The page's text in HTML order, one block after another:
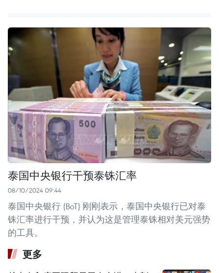
泰国中央银行干预泰铢汇率
08/10/2024 09:44
泰国中央银行 (BoT) 刚刚表示，泰国中央银行已对泰
铢汇率进行干预，并认为这是管理泰铢相对美元强势
的工具。
更多